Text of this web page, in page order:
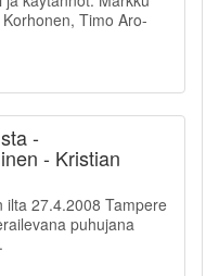
Timo Aro-
-
- Kristian
ilta 27.4.2008 Tampere
puhujana